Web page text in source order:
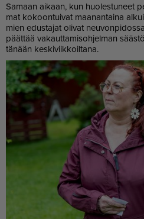
Sa­maan ai­kaan, kun huo­les­tu­neet
mat ko­koon­tui­vat maa­nan­tai­na
mien edus­ta­jat oli­vat
päät­tää va­kaut­ta­mi­soh­jel­man
tä­nään kes­ki­viik­koil­ta­na.